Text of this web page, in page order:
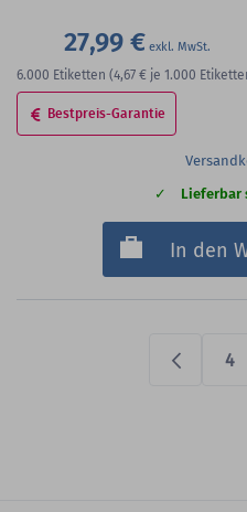
27,99 €
6.000 Etiketten (4,67 € je 1.000
Bestpreis-Garantie
Lieferbar
In den
4